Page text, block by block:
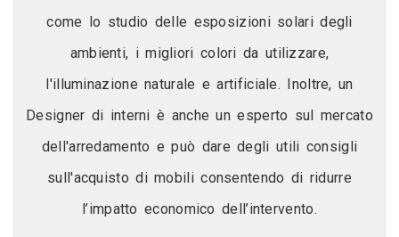
come lo studio delle esposizioni solari degli
ambienti, i migliori colori da utilizzare,
l'illuminazione naturale e artificiale. Inoltre, un
Designer di interni è anche un esperto sul mercato
dell'arredamento e può dare degli utili consigli
sull'acquisto di mobili consentendo di ridurre
l’impatto economico dell’intervento.